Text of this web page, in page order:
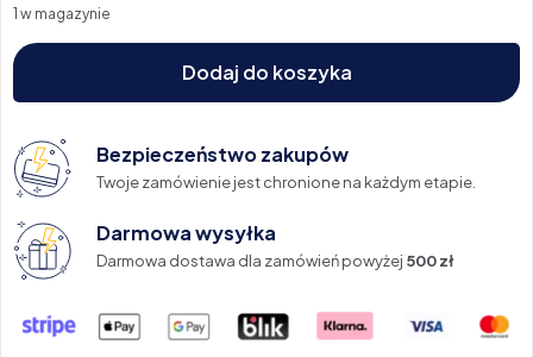
1 w magazynie
Dodaj do koszyka
Bezpieczeństwo zakupów
Twoje zamówienie jest chronione na każdym etapie.
Darmowa wysyłka
Darmowa dostawa dla zamówień powyżej 500 zł